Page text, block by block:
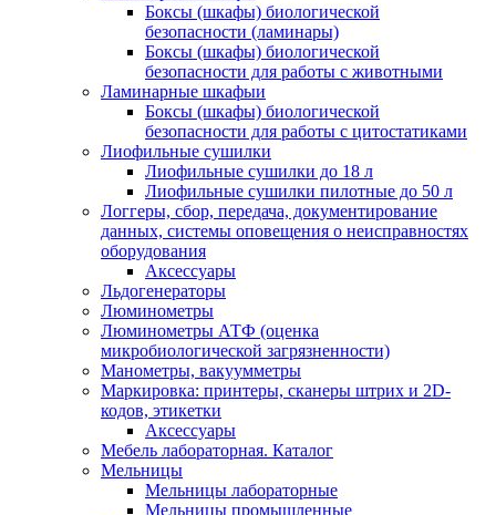
Боксы (шкафы) биологической
безопасности (ламинары)
Боксы (шкафы) биологической
безопасности для работы с животными
Ламинарные шкафыи
Боксы (шкафы) биологической
безопасности для работы с цитостатиками
Лиофильные сушилки
Лиофильные сушилки до 18 л
Лиофильные сушилки пилотные до 50 л
Логгеры, сбор, передача, документирование
данных, системы оповещения о неисправностях
оборудования
Аксессуары
Льдогенераторы
Люминометры
Люминометры АТФ (оценка
микробиологической загрязненности)
Манометры, вакуумметры
Маркировка: принтеры, сканеры штрих и 2D-
кодов, этикетки
Аксессуары
Мебель лабораторная. Каталог
Мельницы
Мельницы лабораторные
Мельницы промышленные